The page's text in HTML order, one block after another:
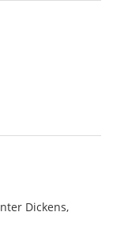
Dickens,